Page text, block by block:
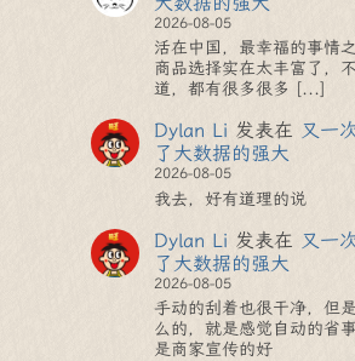
2026-08-05
活在中国，最幸福的事情
商品选择实在太丰富了，
道，都有很多很多 [...]
Dylan Li 发表在 又一
了大数据的强大
2026-08-05
我去，好有道理的说
Dylan Li 发表在 又一
了大数据的强大
2026-08-05
手动的刮着也很干净，但
么的，就是感觉自动的
是商家宣传的好